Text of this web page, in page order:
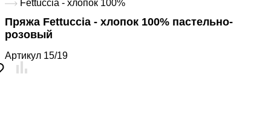
Fettuccia - хлопок 100%
Пряжа Fettuccia - хлопок 100% пастельно-
розовый
Артикул 15/19